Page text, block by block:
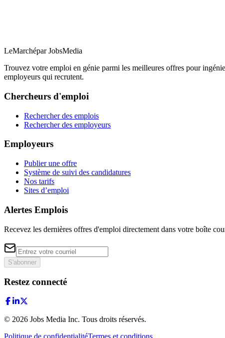
LeMarchépar JobsMedia
Trouvez votre emploi en génie parmi les meilleures offres pour
employeurs qui recrutent.
Chercheurs d'emploi
Rechercher des emplois
Rechercher des employeurs
Employeurs
Publier une offre
Système de suivi des candidatures
Nos tarifs
Sites d’emploi
Alertes Emplois
Recevez les dernières offres d'emploi directement dans votre boîte
S'abonner
Restez connecté
© 2026 Jobs Media Inc. Tous droits réservés.
Politique de confidentialitéTermes et conditions